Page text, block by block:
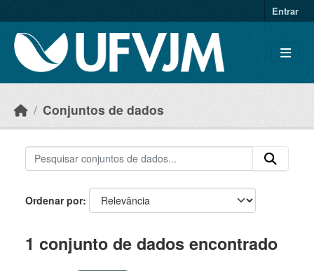
Entrar
Conjuntos de dados
Ordenar por
1 conjunto de dados encontrado